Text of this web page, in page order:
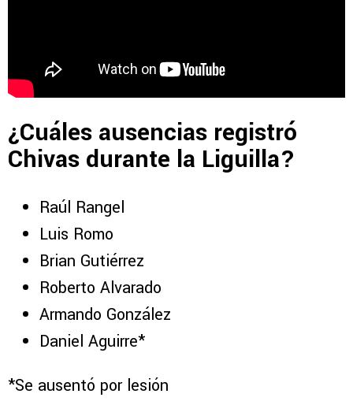
¿Cuáles ausencias registró
Chivas durante la Liguilla?
Raúl Rangel
Luis Romo
Brian Gutiérrez
Roberto Alvarado
Armando González
Daniel Aguirre*
*Se ausentó por lesión